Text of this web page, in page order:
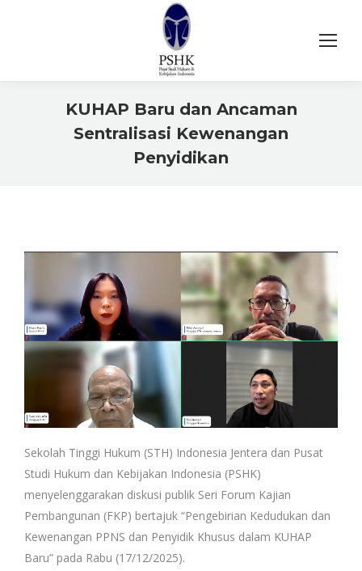
KUHAP Baru dan Ancaman
Sentralisasi Kewenangan
Penyidikan
Sekolah Tinggi Hukum (STH) Indonesia Jentera dan Pusat
Studi Hukum dan Kebijakan Indonesia (PSHK)
menyelenggarakan diskusi publik Seri Forum Kajian
Pembangunan (FKP) bertajuk “Pengebirian Kedudukan dan
Kewenangan PPNS dan Penyidik Khusus dalam KUHAP
Baru” pada Rabu (17/12/2025).